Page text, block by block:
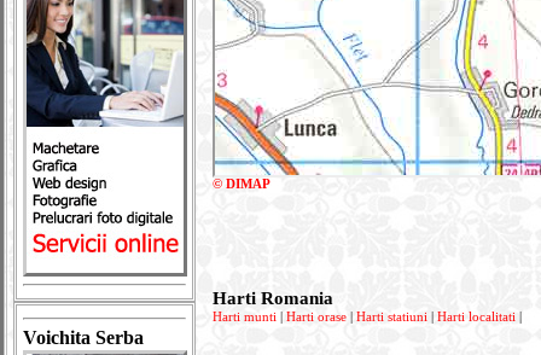
Voichita Serba
© DIMAP
Harti Romania
Harti munti Harti orase Harti statiuni Harti localitati